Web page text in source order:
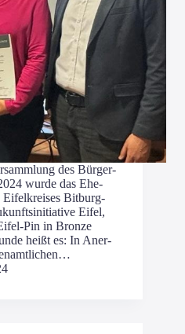
des Bür­ger­
wur­de das Ehe­
Eifel­krei­ses Bit­­burg-
Eifel,
Pin in Bron­ze
heißt es: In Aner­